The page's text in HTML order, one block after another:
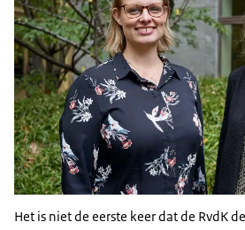
Het is niet de eerste keer dat de RvdK